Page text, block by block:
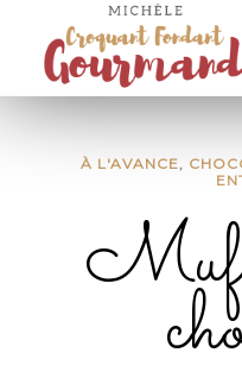
À L'AVANCE,